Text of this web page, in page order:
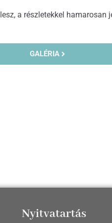
a részletekkel hamarosan
GALÉRIA
Nyitvatartás